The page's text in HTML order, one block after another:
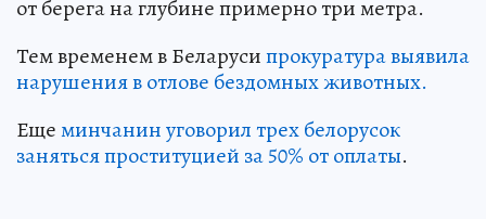
от берега на глубине примерно три метра.
Тем временем в Беларусипрокуратура выявила
нарушения в отлове бездомных животных.
Ещеминчанин уговорил трех белорусок
заняться проституцией за 50% от оплаты.